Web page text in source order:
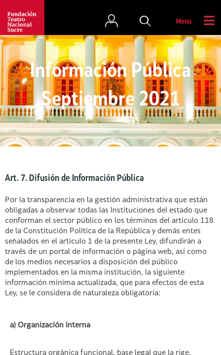
Menú
Información Pública
Septiembre 2021
Art. 7. Difusión de Información Pública
Por la transparencia en la gestión administrativa que están
obligadas a observar todas las Instituciones del estado que
conforman el sector público en los términos del artículo 118
de la Constitución Política de la República y demás entes
señalados en el artículo 1 de la presente Ley, difundirán a
través de un portal de información o página web, así como
de los medios necesarios a disposición del público
implementados en la misma institución, la siguiente
información mínima actualizada, que para efectos de esta
Ley, se le considera de naturaleza obligatoria:
a) Organización Interna
Estructura orgánica funcional, base legal que la rige,